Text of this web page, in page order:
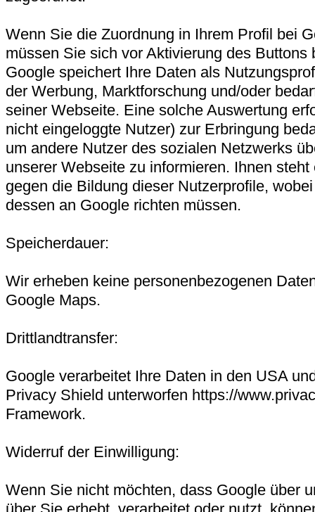
Wenn Sie die Zuordnung in Ihrem Profil bei
müssen Sie sich vor Aktivierung des Buttons
Google speichert Ihre Daten als
der Werbung, Marktforschung und/oder
seiner Webseite. Eine solche Auswertung
nicht eingeloggte Nutzer) zur Erbringung
um andere Nutzer des sozialen Netzwerks
unserer Webseite zu informieren. Ihnen
gegen die Bildung dieser Nutzerprofile,
dessen an Google richten müssen.
Speicherdauer:
Wir erheben keine personenbezogenen
Google Maps.
Drittlandtransfer:
Google verarbeitet Ihre Daten in den USA
Privacy Shield unterworfen https://
Framework.
Widerruf der Einwilligung:
Wenn Sie nicht möchten, dass Google über